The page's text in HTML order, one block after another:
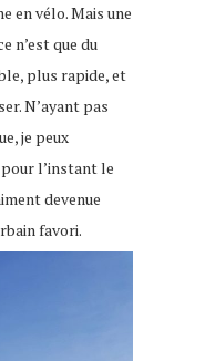
en vélo. Mais une
n’est que du
plus rapide, et
N’ayant pas
je peux
l’instant le
devenue
favori.